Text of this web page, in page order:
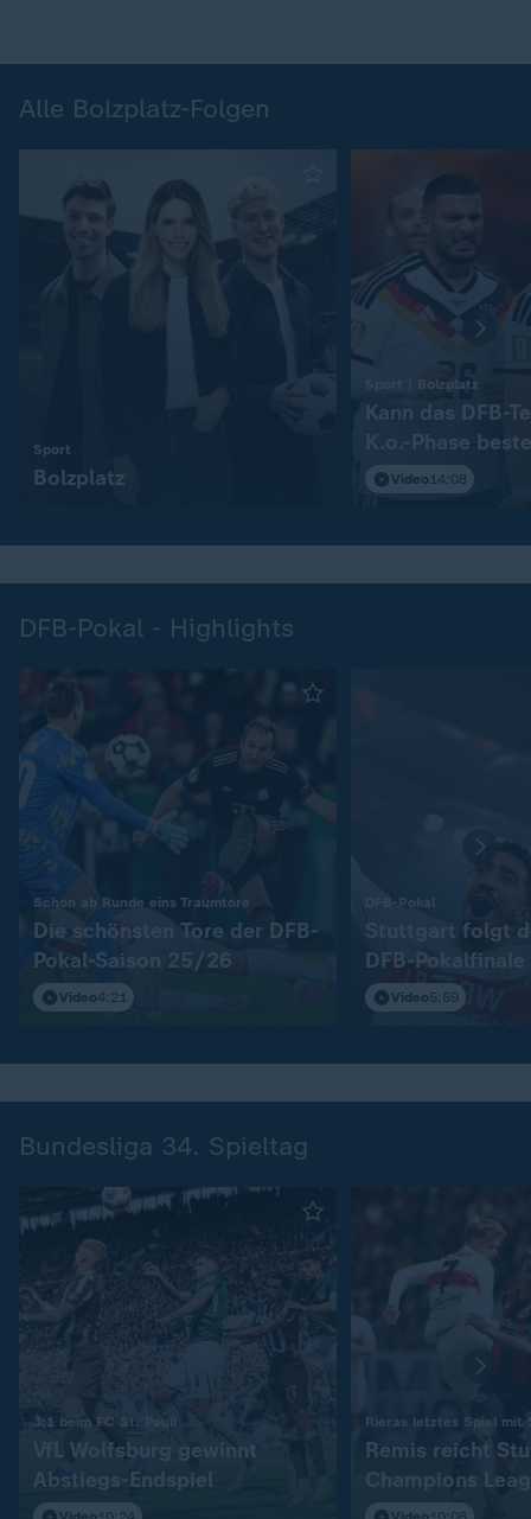
Alle Bolzplatz-Folgen
Sport
Bolzplatz
Sport | Bolzplatz
Kann das DFB-
K.o.-Phase
Video 14:08
DFB-Pokal - Highlights
Schon ab Runde eins Traumtore
Die schönsten Tore der DFB-
Pokal-Saison 25/26
Video4:21
DFB-Pokal
Stuttgart folgt
DFB-Pokalfinale
Video5:59
Bundesliga 34. Spieltag
3:1 beim FC St. Pauli
VfL Wolfsburg gewinnt
Abstiegs-Endspiel
Rieras letztes Spiel mit
Remis reicht
Champions